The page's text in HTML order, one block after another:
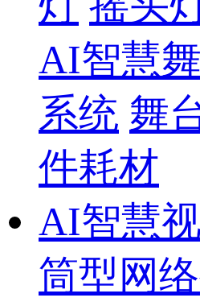
AI智慧
系统 舞
件耗材
AI智慧
筒型网